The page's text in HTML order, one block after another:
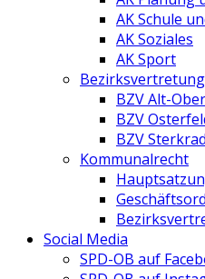
AK Schule
AK Soziales
AK Sport
BZV Alt-
BZV
BZV
Kommunalrecht
Social Media
SPD-OB auf